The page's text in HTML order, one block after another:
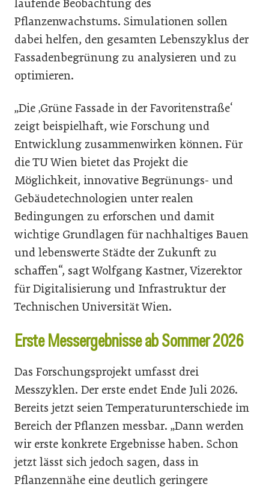
laufende Beobachtung des
Pflanzenwachstums. Simulationen sollen
dabei helfen, den gesamten Lebenszyklus der
Fassadenbegrünung zu analysieren und zu
optimieren.
„Die ‚Grüne Fassade in der Favoritenstraße‘
zeigt beispielhaft, wie Forschung und
Entwicklung zusammenwirken können. Für
die TU Wien bietet das Projekt die
Möglichkeit, innovative Begrünungs- und
Gebäudetechnologien unter realen
Bedingungen zu erforschen und damit
wichtige Grundlagen für nachhaltiges Bauen
und lebenswerte Städte der Zukunft zu
schaffen“, sagt Wolfgang Kastner, Vizerektor
für Digitalisierung und Infrastruktur der
Technischen Universität Wien.
Erste Messergebnisse ab Sommer 2026
Das Forschungsprojekt umfasst drei
Messzyklen. Der erste endet Ende Juli 2026.
Bereits jetzt seien Temperaturunterschiede im
Bereich der Pflanzen messbar. „Dann werden
wir erste konkrete Ergebnisse haben. Schon
jetzt lässt sich jedoch sagen, dass in
Pflanzennähe eine deutlich geringere